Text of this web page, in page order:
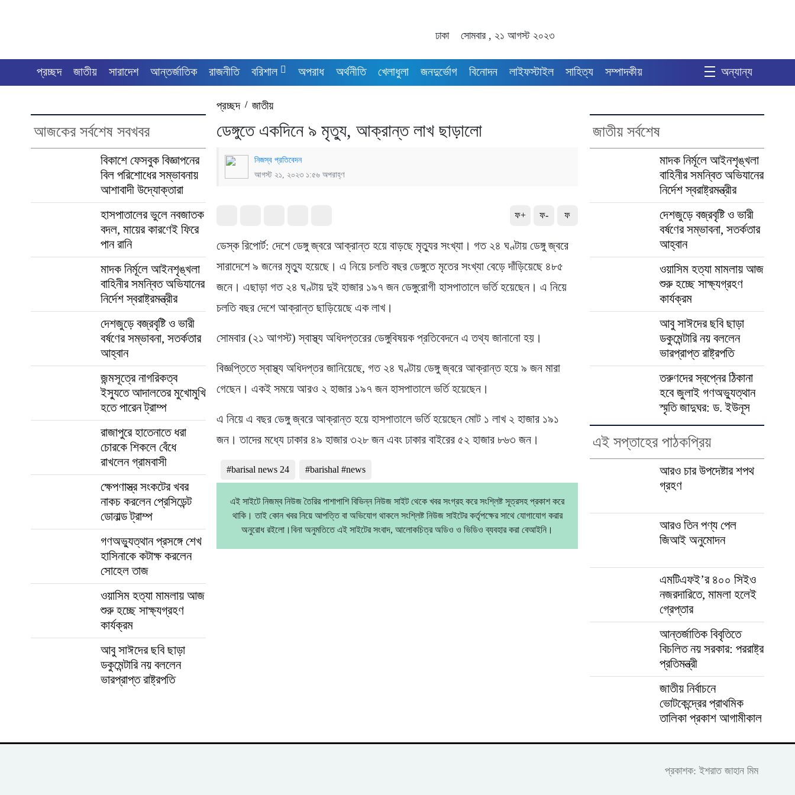
ঢাকা সোমবার , ২১ আগস্ট ২০২৩
প্রচ্ছদ জাতীয় সারাদেশ আন্তর্জাতিক রাজনীতি বরিশাল অপরাধ অর্থনীতি খেলাধুলা জনদুর্ভোগ বিনোদন লাইফস্টাইল সাহিত্য সম্পাদকীয় অন্যান্য
আজকের সর্বশেষ সবখবর
বিকাশে ফেসবুক বিজ্ঞাপনের
বিল পরিশোধের সম্ভাবনায়
আশাবাদী উদ্যোক্তারা
হাসপাতালের ভুলে নবজাতক
বদল, মায়ের কারণেই ফিরে
পান রানি
মাদক নির্মূলে আইনশৃঙ্খলা
বাহিনীর সমন্বিত অভিযানের
নির্দেশ স্বরাষ্ট্রমন্ত্রীর
দেশজুড়ে বজ্রবৃষ্টি ও ভারী
বর্ষণের সম্ভাবনা, সতর্কতার
আহ্বান
জন্মসূত্রে নাগরিকত্ব
ইস্যুতে আদালতের মুখোমুখি
হতে পারেন ট্রাম্প
রাজাপুরে হাতেনাতে ধরা
চোরকে শিকলে বেঁধে
রাখলেন গ্রামবাসী
ক্ষেপণাস্ত্র সংকটের খবর
নাকচ করলেন প্রেসিডেন্ট
ডোনাল্ড ট্রাম্প
গণঅভ্যুত্থান প্রসঙ্গে শেখ
হাসিনাকে কটাক্ষ করলেন
সোহেল তাজ
ওয়াসিম হত্যা মামলায় আজ
শুরু হচ্ছে সাক্ষ্যগ্রহণ
কার্যক্রম
আবু সাঈদের ছবি ছাড়া
ডকুমেন্টারি নয় বললেন
ভারপ্রাপ্ত রাষ্ট্রপতি
প্রচ্ছদ/জাতীয়
ডেঙ্গুতে একদিনে ৯ মৃত্যু, আক্রান্ত লাখ ছাড়ালো
নিজস্ব প্রতিবেদন
আগস্ট ২১, ২০২৩ ১:৫৬ অপরাহ্ণ
ফ+ ফ- ফ
ডেস্ক রিপোর্ট: দেশে ডেঙ্গু জ্বরে আক্রান্ত হয়ে বাড়ছে মৃত্যুর সংখ্যা। গত ২৪ ঘণ্টায় ডেঙ্গু জ্বরে
সারাদেশে ৯ জনের মৃত্যু হয়েছে। এ নিয়ে চলতি বছর ডেঙ্গুতে মৃতের সংখ্যা বেড়ে দাঁড়িয়েছে ৪৮৫
জনে। এছাড়া গত ২৪ ঘণ্টায় দুই হাজার ১৯৭ জন ডেঙ্গুরোগী হাসপাতালে ভর্তি হয়েছেন। এ নিয়ে
চলতি বছর দেশে আক্রান্ত ছাড়িয়েছে এক লাখ।
সোমবার (২১ আগস্ট) স্বাস্থ্য অধিদপ্তরের ডেঙ্গুবিষয়ক প্রতিবেদনে এ তথ্য জানানো হয়।
বিজ্ঞপ্তিতে স্বাস্থ্য অধিদপ্তর জানিয়েছে, গত ২৪ ঘণ্টায় ডেঙ্গু জ্বরে আক্রান্ত হয়ে ৯ জন মারা
গেছেন। একই সময়ে আরও ২ হাজার ১৯৭ জন হাসপাতালে ভর্তি হয়েছেন।
এ নিয়ে এ বছর ডেঙ্গু জ্বরে আক্রান্ত হয়ে হাসপাতালে ভর্তি হয়েছেন মোট ১ লাখ ২ হাজার ১৯১
জন। তাদের মধ্যে ঢাকার ৪৯ হাজার ৩২৮ জন এবং ঢাকার বাইরের ৫২ হাজার ৮৬৩ জন।
#barisal news 24 #barishal #news
এই সাইটে নিজম্ব নিউজ তৈরির পাশাপাশি বিভিন্ন নিউজ সাইট থেকে খবর সংগ্রহ করে সংশ্লিষ্ট সূত্রসহ প্রকাশ করে
থাকি। তাই কোন খবর নিয়ে আপত্তি বা অভিযোগ থাকলে সংশ্লিষ্ট নিউজ সাইটের কর্তৃপক্ষের সাথে যোগাযোগ করার
অনুরোধ রইলো।বিনা অনুমতিতে এই সাইটের সংবাদ, আলোকচিত্র অডিও ও ভিডিও ব্যবহার করা বেআইনি।
জাতীয় সর্বশেষ
মাদক নির্মূলে আইনশৃঙ্খলা
বাহিনীর সমন্বিত অভিযানের
নির্দেশ স্বরাষ্ট্রমন্ত্রীর
দেশজুড়ে বজ্রবৃষ্টি ও ভারী
বর্ষণের সম্ভাবনা, সতর্কতার
আহ্বান
ওয়াসিম হত্যা মামলায় আজ
শুরু হচ্ছে সাক্ষ্যগ্রহণ
কার্যক্রম
আবু সাঈদের ছবি ছাড়া
ডকুমেন্টারি নয় বললেন
ভারপ্রাপ্ত রাষ্ট্রপতি
তরুণদের স্বপ্নের ঠিকানা
হবে জুলাই গণঅভ্যুত্থান
স্মৃতি জাদুঘর: ড. ইউনূস
এই সপ্তাহের পাঠকপ্রিয়
আরও চার উপদেষ্টার শপথ
গ্রহণ
আরও তিন পণ্য পেল
জিআই অনুমোদন
এমটিএফই’র ৪০০ সিইও
নজরদারিতে, মামলা হলেই
গ্রেপ্তার
আন্তর্জাতিক বিবৃতিতে
বিচলিত নয় সরকার: পররাষ্ট্র
প্রতিমন্ত্রী
জাতীয় নির্বাচনে
ভোটকেন্দ্রের প্রাথমিক
তালিকা প্রকাশ আগামীকাল
প্রকাশক: ইশরাত জাহান মিম